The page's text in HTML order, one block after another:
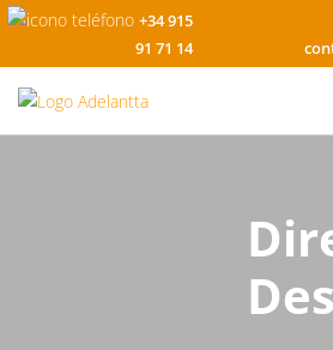
+34 915
91 71 14